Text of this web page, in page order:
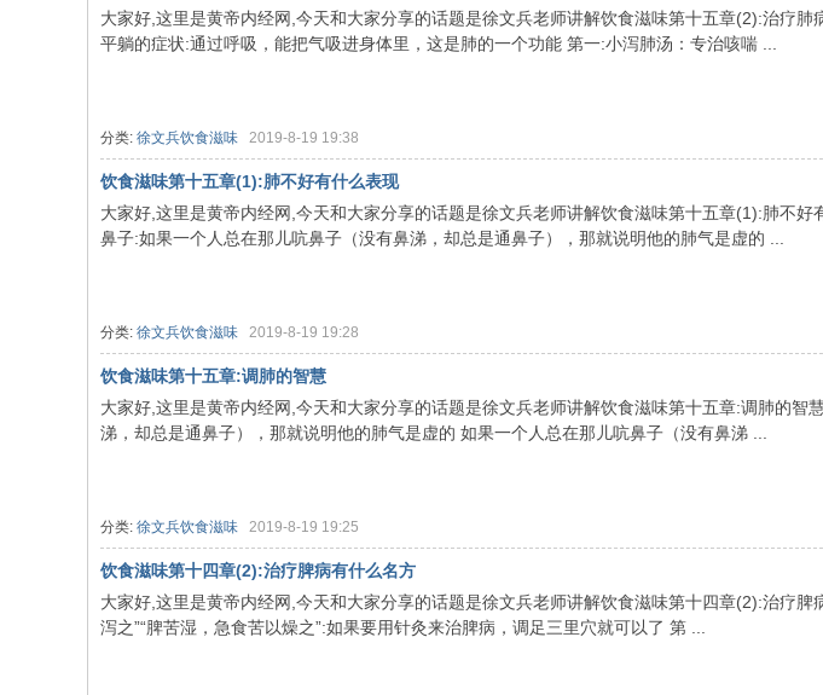
大家好,这里是黄帝内经网,今天和大家分享的话题是徐文兵老师讲解饮食滋味第十五章(2):治疗
平躺的症状:通过呼吸，能把气吸进身体里，这是肺的一个功能 第一:小泻肺汤：专治咳喘 ...
分类: 徐文兵饮食滋味 2019-8-19 19:38
饮食滋味第十五章(1):肺不好有什么表现
大家好,这里是黄帝内经网,今天和大家分享的话题是徐文兵老师讲解饮食滋味第十五章(1):肺不
鼻子:如果一个人总在那儿吭鼻子（没有鼻涕，却总是通鼻子），那就说明他的肺气是虚的 ...
分类: 徐文兵饮食滋味 2019-8-19 19:28
饮食滋味第十五章:调肺的智慧
大家好,这里是黄帝内经网,今天和大家分享的话题是徐文兵老师讲解饮食滋味第十五章:调肺的智
涕，却总是通鼻子），那就说明他的肺气是虚的 如果一个人总在那儿吭鼻子（没有鼻涕 ...
分类: 徐文兵饮食滋味 2019-8-19 19:25
饮食滋味第十四章(2):治疗脾病有什么名方
大家好,这里是黄帝内经网,今天和大家分享的话题是徐文兵老师讲解饮食滋味第十四章(2):治疗脾
泻之”“脾苦湿，急食苦以燥之”:如果要用针灸来治脾病，调足三里穴就可以了 第 ...